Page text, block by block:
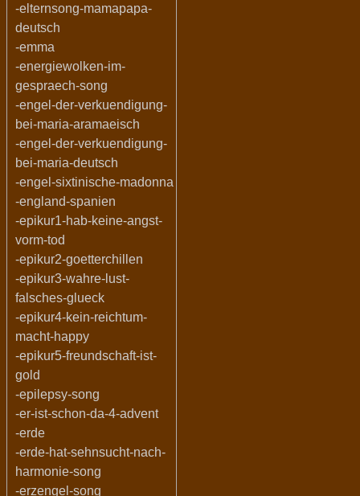
-elternsong-mamapapa-
deutsch
-emma
-energiewolken-im-
gespraech-song
-engel-der-verkuendigung-
bei-maria-aramaeisch
-engel-der-verkuendigung-
bei-maria-deutsch
-engel-sixtinische-madonna
-england-spanien
-epikur1-hab-keine-angst-
vorm-tod
-epikur2-goetterchillen
-epikur3-wahre-lust-
falsches-glueck
-epikur4-kein-reichtum-
macht-happy
-epikur5-freundschaft-ist-
gold
-epilepsy-song
-er-ist-schon-da-4-advent
-erde
-erde-hat-sehnsucht-nach-
harmonie-song
-erzengel-song